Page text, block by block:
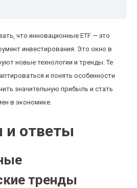
что инновационные ETF — это
инвестирования. Это окно в
новые технологии и тренды. Те
и понять особенности
значительную прибыль и стать
в экономике.
и ответы
тренды